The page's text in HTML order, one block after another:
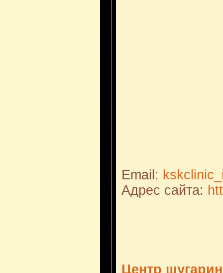
Email:
Адрес сайта:
Центр